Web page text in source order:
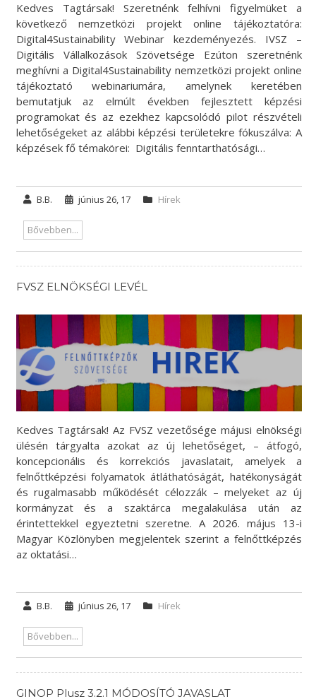
Kedves Tagtársak! Szeretnénk felhívni figyelmüket a
következő nemzetközi projekt online tájékoztatóra:
Digital4Sustainability Webinar kezdeményezés. IVSZ –
Digitális Vállalkozások Szövetsége Ezúton szeretnénk
meghívni a Digital4Sustainability nemzetközi projekt online
tájékoztató webinariumára, amelynek keretében
bemutatjuk az elmúlt években fejlesztett képzési
programokat és az ezekhez kapcsolódó pilot részvételi
lehetőségeket az alábbi képzési területekre fókuszálva: A
képzések fő témakörei: Digitális fenntarthatósági…
B.B. június 26, 17 Hírek
Bővebben...
FVSZ ELNÖKSÉGI LEVÉL
Kedves Tagtársak! Az FVSZ vezetősége májusi elnökségi
ülésén tárgyalta azokat az új lehetőséget, – átfogó,
koncepcionális és korrekciós javaslatait, amelyek a
felnőttképzési folyamatok átláthatóságát, hatékonyságát
és rugalmasabb működését célozzák – melyeket az új
kormányzat és a szaktárca megalakulása után az
érintettekkel egyeztetni szeretne. A 2026. május 13-i
Magyar Közlönyben megjelentek szerint a felnőttképzés
az oktatási…
B.B. június 26, 17 Hírek
Bővebben...
GINOP Plusz 3.2.1 MÓDOSÍTÓ JAVASLAT